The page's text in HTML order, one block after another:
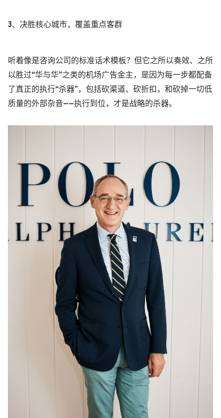
3、决胜核心城市，覆盖重点客群
听着像是咨询公司的标准话术模板？但它之所以奏效、之所
以胜过“华与华”之类的机场广告金主，是因为每一步都配备
了真正的执行“杀器”，包括砍渠道、砍折扣，和砍掉一切低
质量的外部杂音——执行到位，才是战略的杀器。